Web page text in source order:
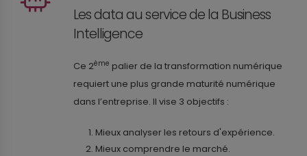
Les data au service de la Business
Intelligence
Ce 2ème palier de la transformation numérique
requiert une plus grande maturité numérique
dans l’entreprise. Il vise 3 objectifs :
Mieux analyser les retours d'expérience.
Mieux comprendre le marché.